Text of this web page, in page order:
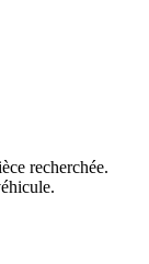
recherchée.